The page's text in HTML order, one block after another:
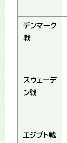
デンマーク
戦
スウェーデ
ン戦
エジプト戦